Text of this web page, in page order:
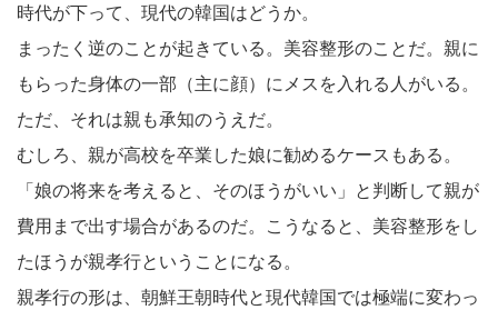
時代が下って、現代の韓国はどうか。
まったく逆のことが起きている。美容整形のことだ。親に
もらった身体の一部（主に顔）にメスを入れる人がいる。
ただ、それは親も承知のうえだ。
むしろ、親が高校を卒業した娘に勧めるケースもある。
「娘の将来を考えると、そのほうがいい」と判断して親が
費用まで出す場合があるのだ。こうなると、美容整形をし
たほうが親孝行ということになる。
親孝行の形は、朝鮮王朝時代と現代韓国では極端に変わっ